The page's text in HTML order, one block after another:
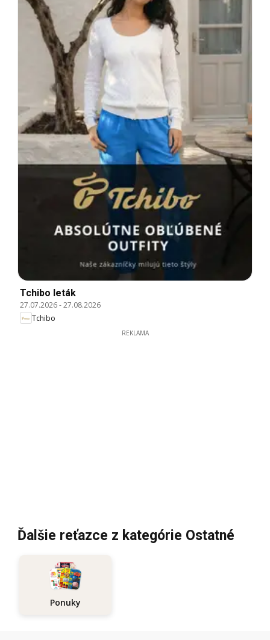
Tchibo leták
27.07.2026-27.08.2026
Tchibo
REKLAMA
Ďalšie reťazce z kategórie Ostatné
Ponuky